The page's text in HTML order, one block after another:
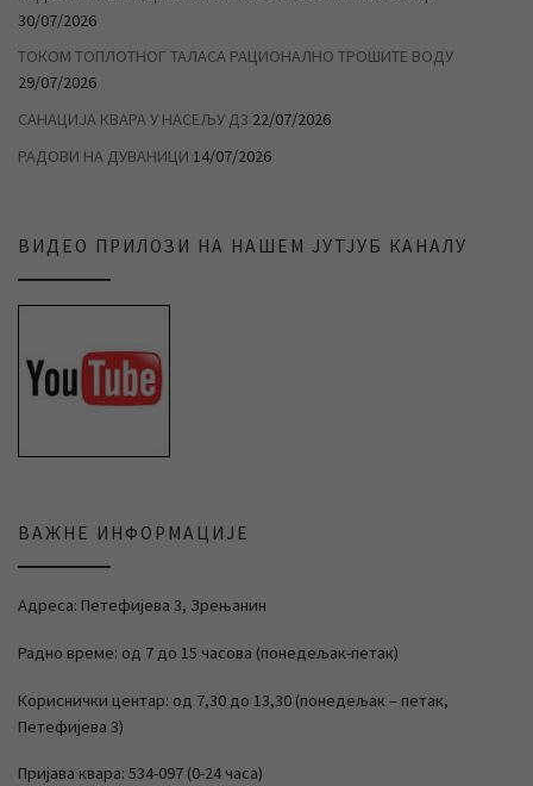
30/07/2026
ТОКОМ ТОПЛОТНОГ ТАЛАСА РАЦИОНАЛНО ТРОШИТЕ ВОДУ
29/07/2026
САНАЦИЈА КВАРА У НАСЕЉУ Д3 22/07/2026
РАДОВИ НА ДУВАНИЦИ 14/07/2026
ВИДЕО ПРИЛОЗИ НА НАШЕМ ЈУТЈУБ КАНАЛУ
ВАЖНЕ ИНФОРМАЦИЈЕ
Адреса: Петефијева 3, Зрењанин
Радно време: од 7 до 15 часова (понедељак-петак)
Кориснички центар: од 7,30 до 13,30 (понедељак – петак,
Петефијева 3)
Пријава квара: 534-097 (0-24 часа)